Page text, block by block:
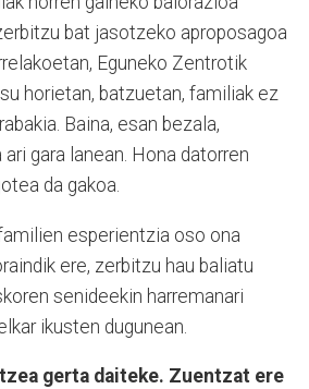
bat jasotzeko aproposagoa
Eguneko Zentrotik
horietan, batzuetan, familiak ez
Baina, esan bezala,
gara lanean. Hona datorren
da gakoa.
esperientzia oso ona
ere, zerbitzu hau baliatu
senideekin harremanari
ikusten dugunean.
gerta daiteke. Zuentzat ere